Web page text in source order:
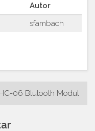
Autor
sfambach
HC-06 Blutooth Modul